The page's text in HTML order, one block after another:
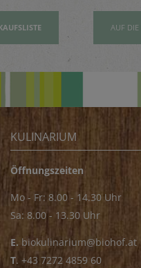
AUF DIE
KULINARIUM
Öffnungszeiten
Mo - Fr: 8.00 - 14.30 Uhr
Sa: 8.00 - 13.30 Uhr
E. biokulinarium@biohof.at
T. +43 7272 4859 60